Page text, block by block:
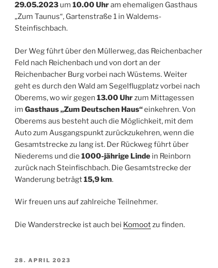
29.05.2023 um 10.00 Uhram ehemaligen Gasthaus
„Zum Taunus“, Gartenstraße 1 in Waldems-
Steinfischbach.
Der Weg führt über den Müllerweg, das Reichenbacher
Feld nach Reichenbach und von dort an der
Reichenbacher Burg vorbei nach Wüstems. Weiter
geht es durch den Wald am Segelflugplatz vorbei nach
Oberems, wo wir gegen 13.00 Uhrzum Mittagessen
im Gasthaus „Zum Deutschen Haus“einkehren. Von
Oberems aus besteht auch die Möglichkeit, mit dem
Auto zum Ausgangspunkt zurückzukehren, wenn die
Gesamtstrecke zu lang ist. Der Rückweg führt über
Niederems und die 1000-jährige Linde in Reinborn
zurück nach Steinfischbach. Die Gesamtstrecke der
Wanderung beträgt15,9 km.
Wir freuen uns auf zahlreiche Teilnehmer.
Die Wanderstrecke ist auch bei Komootzu finden.
VERÖFFENTLICHT
28. APRIL 2023